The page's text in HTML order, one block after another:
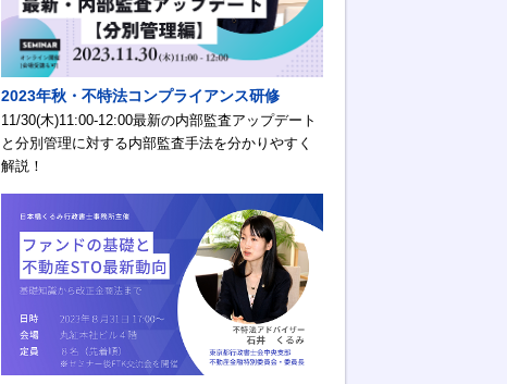
2023年秋・不特法コンプライアンス研修
11/30(木)11:00-12:00最新の内部監査アップデート
と分別管理に対する内部監査手法を分かりやすく
解説！